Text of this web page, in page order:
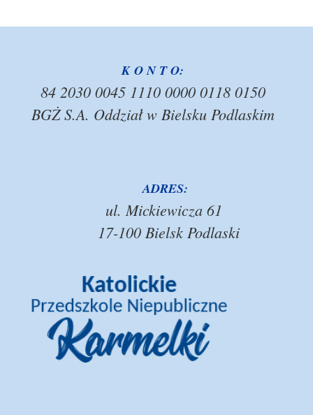
K O N T O:
84 2030 0045 1110 0000 0118 0150
BGŻ S.A. Oddział w Bielsku Podlaskim
ADRES:
ul. Mickiewicza 61
17-100 Bielsk Podlaski